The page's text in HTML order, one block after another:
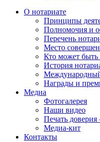
О нотариате
Принципы
Полномочия и
Перечень
Место
Кто может быть
История
Награды и
Медиа
Фотогалерея
Наши видео
Печать
Медиа-кит
Контакты